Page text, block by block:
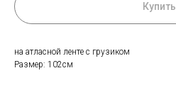
Купить
на атласной ленте с грузиком
Размер: 102см